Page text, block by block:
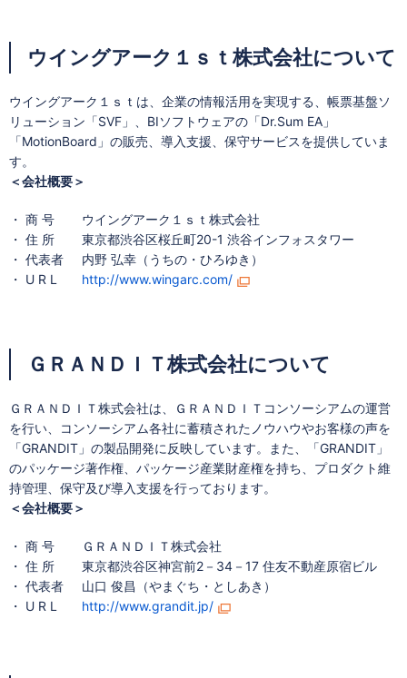
ウイングアーク１ｓｔ株式会社について
ウイングアーク１ｓｔは、企業の情報活用を実現する、帳票基盤ソ
リューション「SVF」、BIソフトウェアの「Dr.Sum EA」
「MotionBoard」の販売、導入支援、保守サービスを提供していま
す。
＜会社概要＞
・ 商 号
ウイングアーク１ｓｔ株式会社
・ 住 所
東京都渋谷区桜丘町20-1 渋谷インフォスタワー
・ 代表者
内野 弘幸（うちの・ひろゆき）
・ U R L
http://www.wingarc.com/
ＧＲＡＮＤＩＴ株式会社について
ＧＲＡＮＤＩＴ株式会社は、ＧＲＡＮＤＩＴコンソーシアムの運営
を行い、コンソーシアム各社に蓄積されたノウハウやお客様の声を
「GRANDIT」の製品開発に反映しています。また、「GRANDIT」
のパッケージ著作権、パッケージ産業財産権を持ち、プロダクト維
持管理、保守及び導入支援を行っております。
＜会社概要＞
・ 商 号
ＧＲＡＮＤＩＴ株式会社
・ 住 所
東京都渋谷区神宮前2－34－17 住友不動産原宿ビル
・ 代表者
山口 俊昌（やまぐち・としあき）
・ U R L
http://www.grandit.jp/